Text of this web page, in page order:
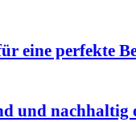
eine perfekte
und nachhaltig